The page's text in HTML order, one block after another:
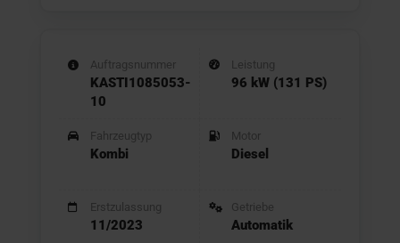
Auftragsnummer
KASTI1085053-
10
Fahrzeugtyp
Kombi
Erstzulassung
11/2023
Leistung
96 kW (131 PS)
Motor
Diesel
Getriebe
Automatik